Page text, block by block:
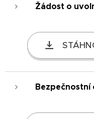
Žádost o